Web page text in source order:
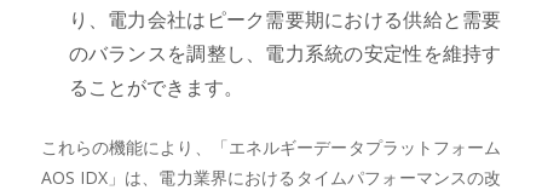
り、電力会社はピーク需要期における供給と需要
のバランスを調整し、電力系統の安定性を維持す
ることができます。
これらの機能により、「エネルギーデータプラットフォーム
AOS IDX」は、電力業界におけるタイムパフォーマンスの改